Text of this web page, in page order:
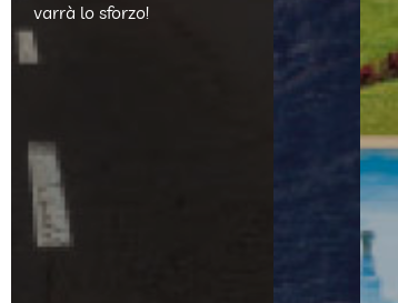
varrà lo sforzo!